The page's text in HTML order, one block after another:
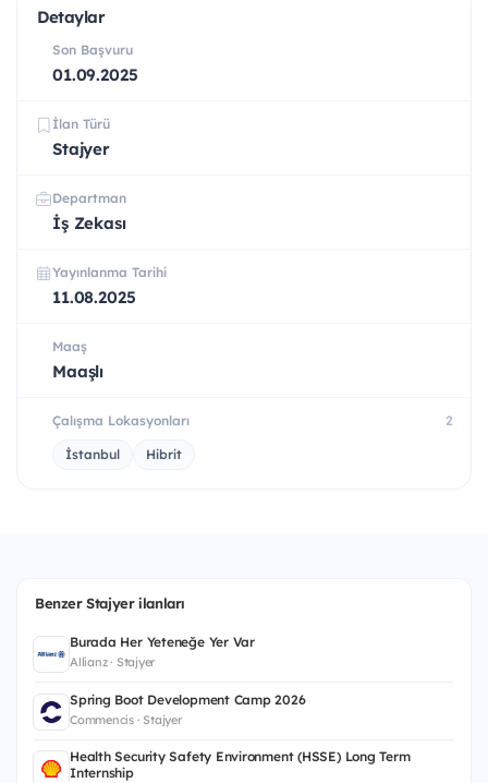
Detaylar
Son Başvuru
01.09.2025
İlan Türü
Stajyer
Departman
İş Zekası
Yayınlanma Tarihi
11.08.2025
Maaş
Maaşlı
Çalışma Lokasyonları 2
İstanbul Hibrit
Benzer Stajyer ilanları
Burada Her Yeteneğe Yer Var
Allianz · Stajyer
Spring Boot Development Camp 2026
Commencis · Stajyer
Health Security Safety Environment (HSSE) Long Term
Internship